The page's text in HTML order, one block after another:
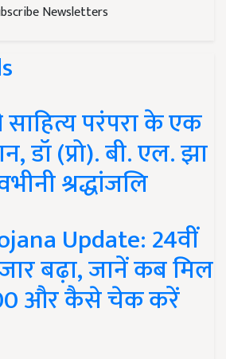
Newsletters
परंपरा के एक
डॉ (प्रो). बी. एल. झा
श्रद्धांजलि
Update: 24वीं
बढ़ा, जानें कब मिल
और कैसे चेक करें